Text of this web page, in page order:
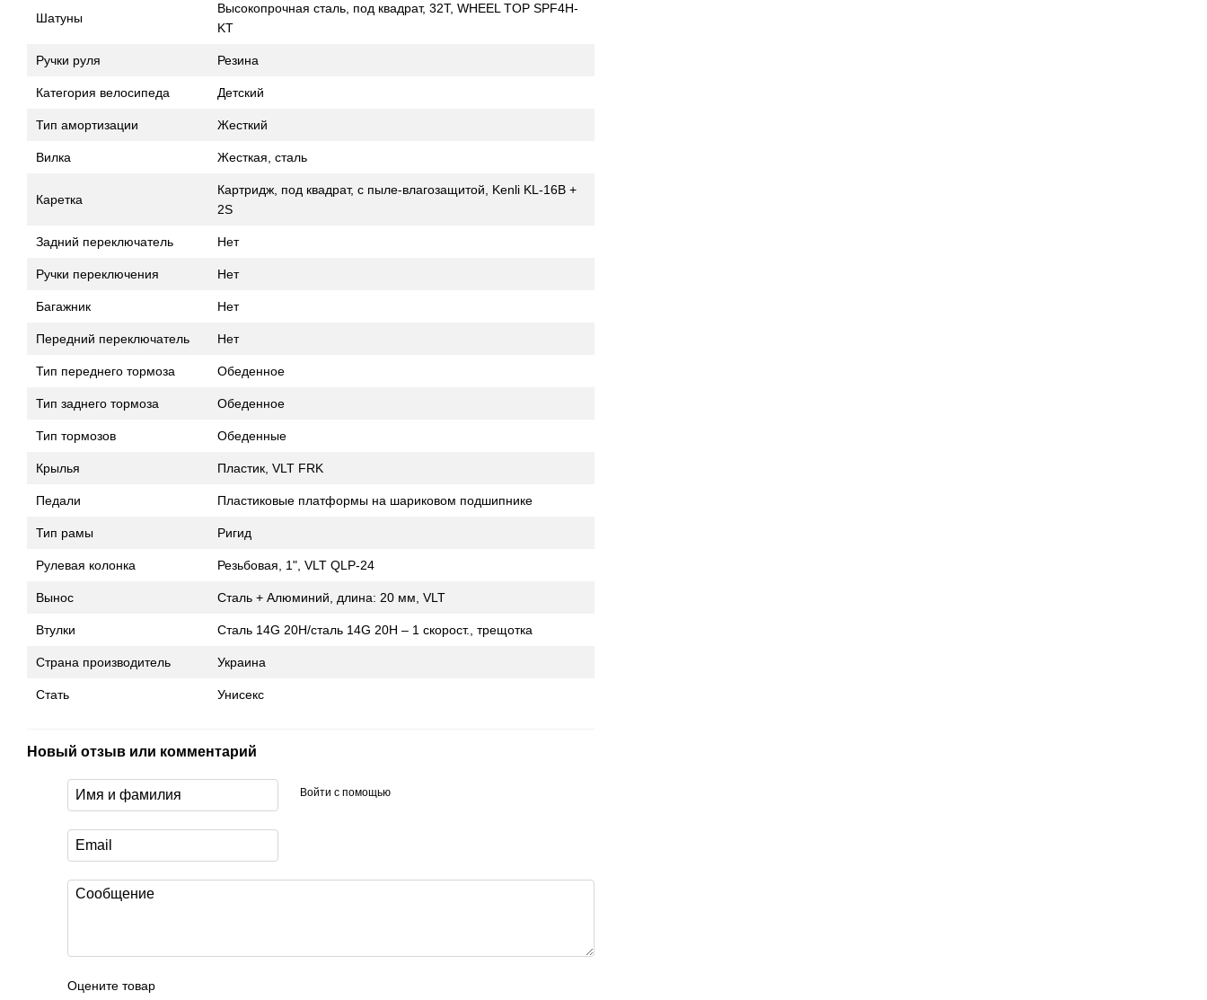
Шатуны
Высокопрочная сталь, под квадрат, 32T, WHEEL TOP SPF4H-
KT
Ручки руля Резина
Категория велосипеда Детский
Тип амортизации Жесткий
Вилка Жесткая, сталь
Каретка
Картридж, под квадрат, с пыле-влагозащитой, Kenli KL-16B +
2S
Задний переключатель Нет
Ручки переключения Нет
Багажник Нет
Передний переключатель Нет
Тип переднего тормоза Обеденное
Тип заднего тормоза Обеденное
Тип тормозов Обеденные
Крылья Пластик, VLT FRK
Педали Пластиковые платформы на шариковом подшипнике
Тип рамы Ригид
Рулевая колонка Резьбовая, 1", VLT QLP-24
Вынос Сталь + Алюминий, длина: 20 мм, VLT
Втулки Сталь 14G 20H/сталь 14G 20H – 1 скорост., трещотка
Страна производитель Украина
Стать Унисекс
Новый отзыв или комментарий
Войти с помощью
Оцените товар